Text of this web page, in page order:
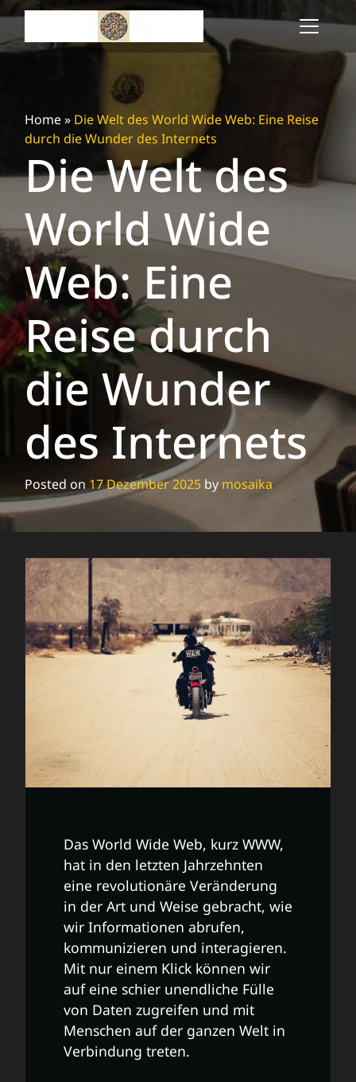
Skip
content
Home» Die Welt des World Wide Web: Eine Reise
durch die Wunder des Internets
Die Welt des
World Wide
Web: Eine
Reise durch
die Wunder
des Internets
Posted on 17 Dezember 2025 by mosaika
Das World Wide Web, kurz WWW,
hat in den letzten Jahrzehnten
eine revolutionäre Veränderung
in der Art und Weise gebracht, wie
wir Informationen abrufen,
kommunizieren und interagieren.
Mit nur einem Klick können wir
auf eine schier unendliche Fülle
von Daten zugreifen und mit
Menschen auf der ganzen Welt in
Verbindung treten.